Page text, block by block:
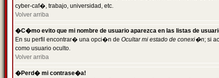
cyber-caf�, trabajo, universidad, etc.
Volver arriba
�C�mo evito que mi nombre de usuario aparezca en las listas de
En su perfil encontrar� una opci�n de Ocultar mi estado de conexi�n; si
como usuario oculto.
Volver arriba
�Perd� mi contrase�a!